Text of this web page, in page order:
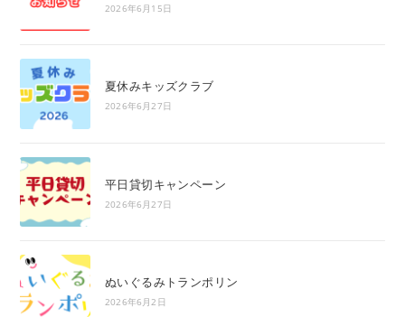
2026年6月15日
夏休みキッズクラブ
2026年6月27日
平日貸切キャンペーン
2026年6月27日
ぬいぐるみトランポリン
2026年6月2日